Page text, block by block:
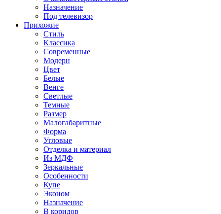
Назначение
Под телевизор
Прихожие
Стиль
Классика
Современные
Модерн
Цвет
Белые
Венге
Светлые
Темные
Размер
Малогабаритные
Форма
Угловые
Отделка и материал
Из МДФ
Зеркальные
Особенности
Купе
Эконом
Назначение
В коридор